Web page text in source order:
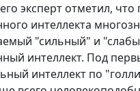
эксперт отметил, что
интеллекта
"сильный" и
интеллект. Под
интеллект по